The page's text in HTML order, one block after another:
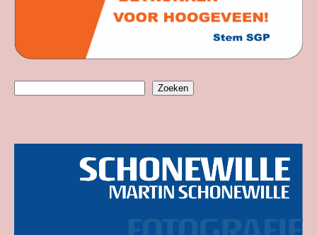
Zoeken